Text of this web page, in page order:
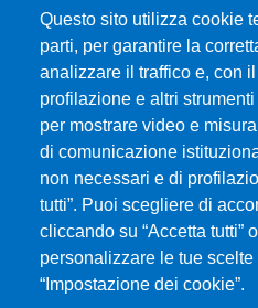
Questo sito utilizza cookie
parti, per garantire la
analizzare il traffico e, con
profilazione e altri
per mostrare video e
di comunicazione
non necessari e di
tutti”. Puoi scegliere di
cliccando su “Accetta tutti”
personalizzare le tue
“Impostazione dei cookie”.
Università degli Studi di
Piazza Pugliatti, 1 - 98122
Cod. Fiscale 80004070837
P.IVA 00724160833
Centralino: 090 676 1
MENÙ SOCIAL
MENÙ FOOTER 1
Accessibility statement